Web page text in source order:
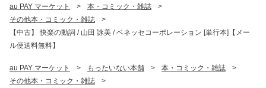
au PAY マーケット > 本・コミック・雑誌
>
その他本・コミック・雑誌
>
【中古】 快楽の動詞 / 山田 詠美 / ベネッセコーポレーション [単行本]【メー
ル便送料無料】
au PAY マーケット > もったいない本舗 > 本・コミック・雑誌
>
その他本・コミック・雑誌
>